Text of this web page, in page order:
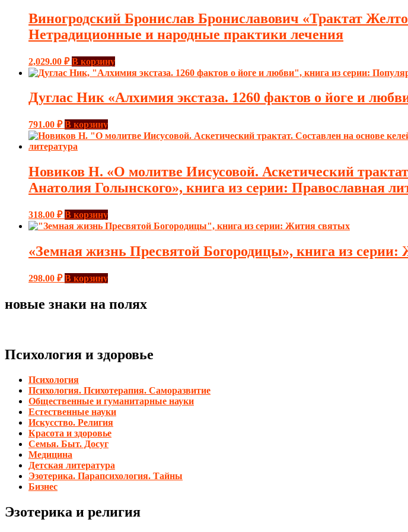
Виногродский Бронислав Брониславович «Трактат
Нетрадиционные и народные практики лечения
2,029.00 ₽ В корзину
Дуглас Ник «Алхимия экстаза. 1260 фактов о йоге и
791.00 ₽ В корзину
Новиков Н. «О молитве Иисусовой. Аскетический
Анатолия Голынского», книга из серии: Православная
318.00 ₽ В корзину
«Земная жизнь Пресвятой Богородицы», книга из
298.00 ₽ В корзину
новые знаки на полях
Психология и здоровье
Психология
Психология. Психотерапия. Саморазвитие
Общественные и гуманитарные науки
Естественные науки
Искусство. Религия
Красота и здоровье
Семья. Быт. Досуг
Медицина
Детская литература
Эзотерика. Парапсихология. Тайны
Бизнес
Эзотерика и религия